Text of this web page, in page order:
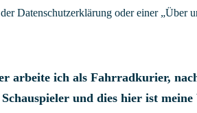
Datenschutzerklärung oder einer „Über
arbeite ich als Fahrradkurier,
und dies hier ist